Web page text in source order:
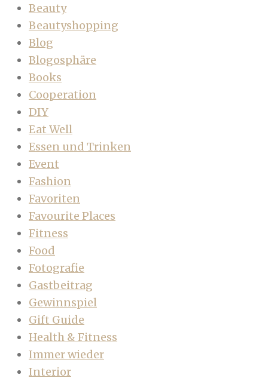
Beauty
Beautyshopping
Blog
Blogosphäre
Books
Cooperation
DIY
Eat Well
Essen und Trinken
Event
Fashion
Favoriten
Favourite Places
Fitness
Food
Fotografie
Gastbeitrag
Gewinnspiel
Gift Guide
Health & Fitness
Immer wieder
Interior